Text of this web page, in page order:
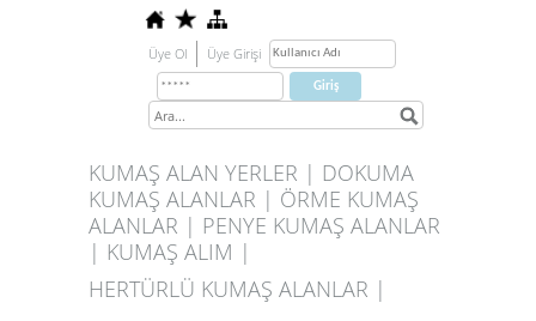
Üye Ol Üye Girişi
KUMAŞ ALAN YERLER | DOKUMA
KUMAŞ ALANLAR | ÖRME KUMAŞ
ALANLAR | PENYE KUMAŞ ALANLAR
| KUMAŞ ALIM |
HERTÜRLÜ KUMAŞ ALANLAR |